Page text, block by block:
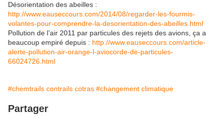
Désorientation des abeilles :
http://www.eauseccours.com/2014/08/regarder-les-fourmis-
volantes-pour-comprendre-la-desorientation-des-abeilles.html
Pollution de l’air 2011 par particules des rejets des avions, ça a
beaucoup empiré depuis : http://www.eauseccours.com/article-
alerte-pollution-air-orange-l-aviocorde-de-particules-
66024726.html
#chemtrails contrails cotras #changement climatique
Partager